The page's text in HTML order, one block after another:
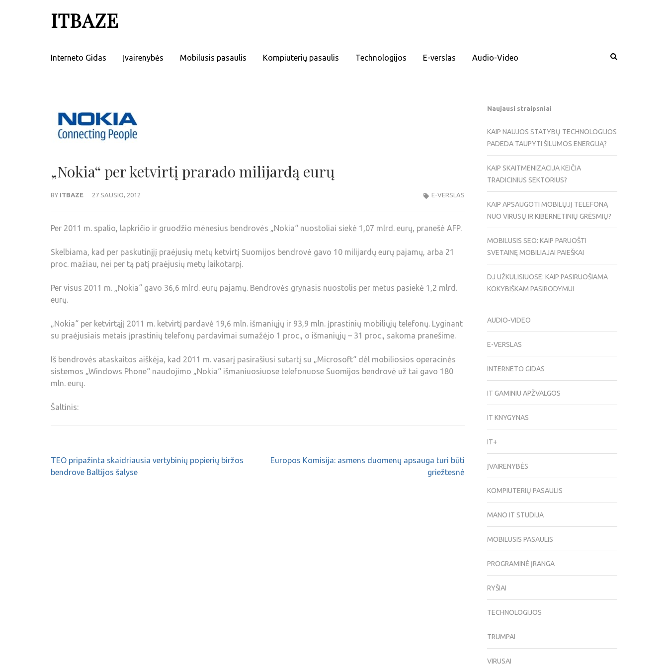
ITBAZE
Interneto Gidas Įvairenybės Mobilusis pasaulis Kompiuterių pasaulis Technologijos E-verslas Audio-Video
„Nokia“ per ketvirtį prarado milijardą eurų
BY ITBAZE 27 SAUSIO, 2012 E-VERSLAS
Per 2011 m. spalio, lapkričio ir gruodžio mėnesius bendrovės „Nokia“ nuostoliai siekė 1,07 mlrd. eurų, pranešė AFP.
Skelbiama, kad per paskutinįjį praėjusių metų ketvirtį Suomijos bendrovė gavo 10 milijardų eurų pajamų, arba 21
proc. mažiau, nei per tą patį praėjusių metų laikotarpį.
Per visus 2011 m. „Nokia“ gavo 36,6 mlrd. eurų pajamų. Bendrovės grynasis nuostolis per metus pasiekė 1,2 mlrd.
eurų.
„Nokia“ per ketvirtąjį 2011 m. ketvirtį pardavė 19,6 mln. išmaniųjų ir 93,9 mln. įprastinių mobiliųjų telefonų. Lyginant
su praėjusiais metais įprastinių telefonų pardavimai sumažėjo 1 proc., o išmaniųjų – 31 proc., sakoma pranešime.
Iš bendrovės ataskaitos aiškėja, kad 2011 m. vasarį pasirašiusi sutartį su „Microsoft“ dėl mobiliosios operacinės
sistemos „Windows Phone“ naudojimo „Nokia“ išmaniuosiuose telefonuose Suomijos bendrovė už tai gavo 180
mln. eurų.
Šaltinis:
TEO pripažinta skaidriausia vertybinių popierių biržos
bendrove Baltijos šalyse
Europos Komisija: asmens duomenų apsauga turi būti
griežtesnė
Naujausi straipsniai
KAIP NAUJOS STATYBŲ TECHNOLOGIJOS
PADEDA TAUPYTI ŠILUMOS ENERGIJĄ?
KAIP SKAITMENIZACIJA KEIČIA
TRADICINIUS SEKTORIUS?
KAIP APSAUGOTI MOBILŲJĮ TELEFONĄ
NUO VIRUSŲ IR KIBERNETINIŲ GRĖSMIŲ?
MOBILUSIS SEO: KAIP PARUOŠTI
SVETAINĘ MOBILIAJAI PAIEŠKAI
DJ UŽKULISIUOSE: KAIP PASIRUOŠIAMA
KOKYBIŠKAM PASIRODYMUI
AUDIO-VIDEO
E-VERSLAS
INTERNETO GIDAS
IT GAMINIU APŽVALGOS
IT KNYGYNAS
IT+
ĮVAIRENYBĖS
KOMPIUTERIŲ PASAULIS
MANO IT STUDIJA
MOBILUSIS PASAULIS
PROGRAMINĖ ĮRANGA
RYŠIAI
TECHNOLOGIJOS
TRUMPAI
VIRUSAI